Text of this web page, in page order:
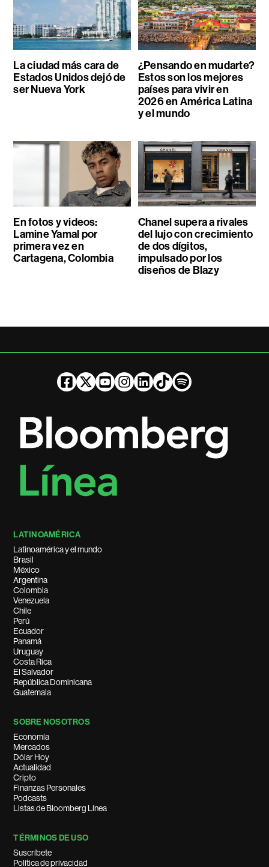
La ciudad más cara de
Estados Unidos dejó de
ser Nueva York
¿Pensando en mudarte?
Estos son los mejores
países para vivir en
2026 en América Latina
y el mundo
En fotos y videos:
Lamine Yamal por
primera vez en
Cartagena, Colombia
Chanel supera a rivales
del lujo con crecimiento
de dos dígitos,
impulsado por los
diseños de Blazy
LATINOAMÉRICA
Latinoamérica y el mundo
Brasil
México
Argentina
Colombia
Venezuela
Chile
Perú
Ecuador
Panamá
Uruguay
Costa Rica
El Salvador
República Dominicana
Guatemala
SOBRE NOSOTROS
Economía
Mercados
Dólar Hoy
Actualidad
Cripto
Finanzas Personales
Podcasts
Listas de Bloomberg Línea
TÉRMINOS DE USO
Suscríbete
Política de privacidad